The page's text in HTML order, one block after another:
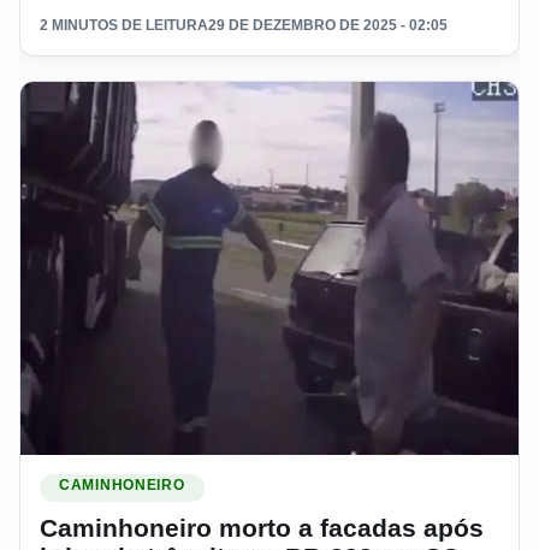
2 MINUTOS DE LEITURA29 DE DEZEMBRO DE 2025 - 02:05
CAMINHONEIRO
Caminhoneiro morto a facadas após